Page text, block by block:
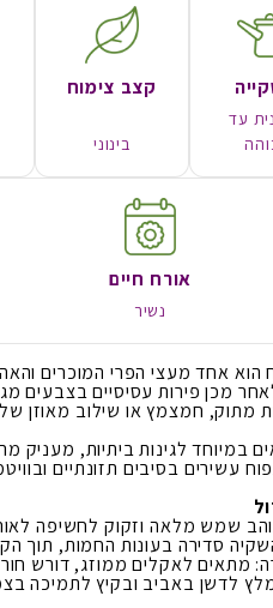
עד
קצב צימוח
בינוני
אורח חיים
נשיר
הוא אחד מעצי הפרי המוכרים
מכן פירות עסיסיים בצבעים
מתוק, חמצמץ או שילוב מאוזן
במיוחד לגינות ביתיות, מעניק
עשירים בסיבים תזונתיים
שמש מלאה וזקוק לחשיפה לאור
סדירה בעונות החמות, תוך
מתאים לאקלים ממוזג, דורש
לדשן באביב ובקיץ לתמיכה